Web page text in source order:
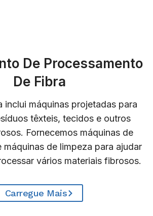
De Processamento
De Fibra
inclui máquinas projetadas para
têxteis, tecidos e outros
Fornecemos máquinas de
de limpeza para ajudar
vários materiais fibrosos.
Carregue Mais